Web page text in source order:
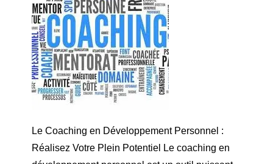
Le Coaching en Développement Personnel :
Réalisez Votre Plein Potentiel Le coaching en